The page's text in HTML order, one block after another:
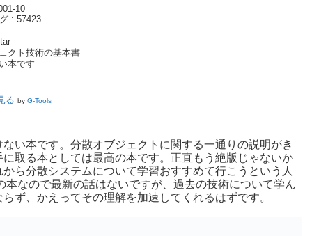
10
: 57423
クト技術の基本書
本です
る by G-Tools
い本です。分散オブジェクトに関する一通りの説明がき
取る本としては最高の本です。正直もう絶版じゃないか
ら分散システムについて学習おすすめて行こうという人
なので最新の話はないですが、過去の技術について学ん
ず、かえってその理解を加速してくれるはずです。